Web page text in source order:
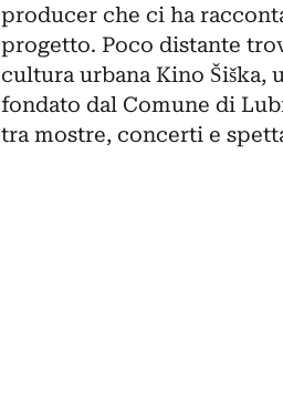
producer che ci ha
progetto. Poco distante
cultura urbana Kino
fondato dal Comune di
tra mostre, concerti e